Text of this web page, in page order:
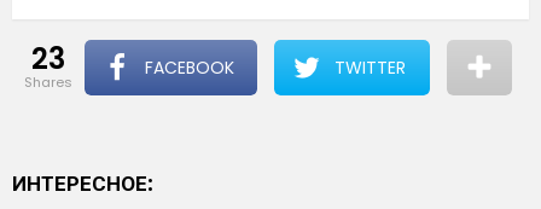
23
shares
FACEBOOK TWITTER
ИНТЕРЕСНОЕ: